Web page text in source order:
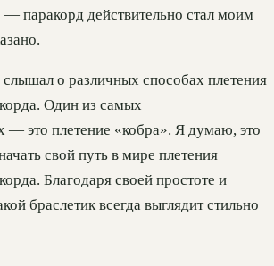
— паракорд действительно стал моим
о различных способах плетения
Один из самых
— это плетение «кобра». Я думаю, это
свой путь в мире плетения
Благодаря своей простоте и
браслетик всегда выглядит стильно